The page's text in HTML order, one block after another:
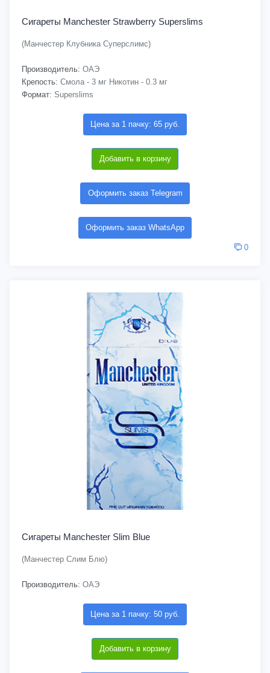
Сигареты Manchester Strawberry Superslims
(Манчестер Клубника Суперслимс)
Производитель: ОАЭ
Крепость: Смола - 3 мг Никотин - 0.3 мг
Формат: Superslims
Цена за 1 пачку: 65 руб.
Добавить в корзину
Оформить заказ Telegram
Оформить заказ WhatsApp
0
Сигареты Manchester Slim Blue
(Манчестер Слим Блю)
Производитель: ОАЭ
Цена за 1 пачку: 50 руб.
Добавить в корзину